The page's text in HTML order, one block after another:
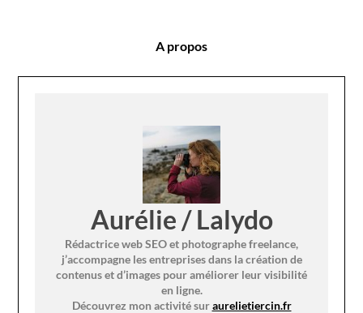
A propos
Aurélie / Lalydo
Rédactrice web SEO et photographe freelance,
j’accompagne les entreprises dans la création de
contenus et d’images pour améliorer leur visibilité
en ligne.
Découvrez mon activité suraurelietiercin.fr